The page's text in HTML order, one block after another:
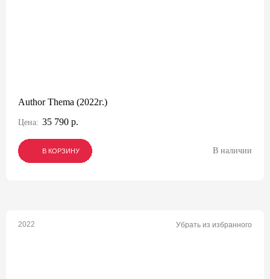
Author Thema (2022г.)
Цена: 35 790 р.
В КОРЗИНУ
В КОРЗИНУ
В КОРЗИНУ В наличии
2022 Убрать из избранного